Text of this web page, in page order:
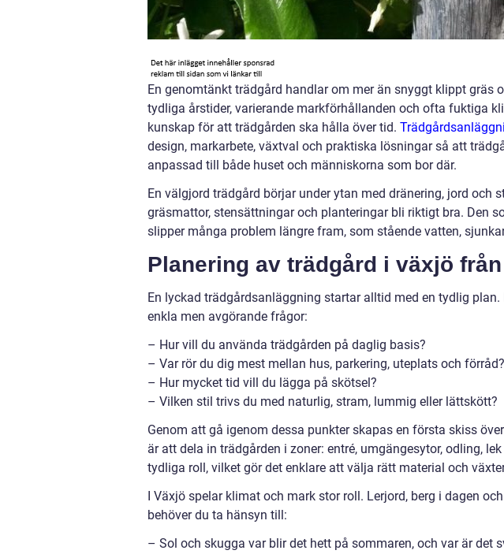
En genomtänkt trädgård handlar om mer än snyggt klippt gräs
tydliga årstider, varierande markförhållanden och ofta fuktiga
kunskap för att trädgården ska hålla över tid.
design, markarbete, växtval och praktiska lösningar så att
anpassad till både huset och människorna som bor där.
En välgjord trädgård börjar under ytan med dränering, jord och
gräsmattor, stensättningar och planteringar bli riktigt bra. Den
slipper många problem längre fram, som stående vatten,
Planering av trädgård i växjö
En lyckad trädgårdsanläggning startar alltid med en tydlig
enkla men avgörande frågor:
– Hur vill du använda trädgården på daglig basis?
– Var rör du dig mest mellan hus, parkering, uteplats och förråd?
– Hur mycket tid vill du lägga på skötsel?
– Vilken stil trivs du med naturlig, stram, lummig eller lättskött?
Genom att gå igenom dessa punkter skapas en första skiss
är att dela in trädgården i zoner: entré, umgängesytor, odling,
tydliga roll, vilket gör det enklare att välja rätt material och
I Växjö spelar klimat och mark stor roll. Lerjord, berg i dagen
behöver du ta hänsyn till:
– Sol och skugga var blir det hett på sommaren, och var är det